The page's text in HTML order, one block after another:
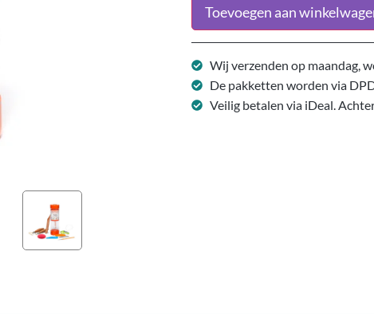
Toevoegen aan
Wij verzenden op maandag,
De pakketten worden via
Veilig betalen via iDeal.